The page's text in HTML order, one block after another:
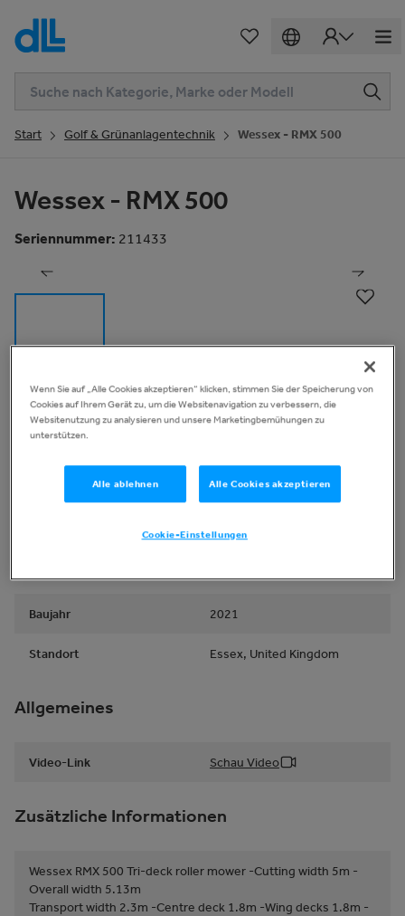
Start Golf & Grünanlagentechnik Wessex - RMX 500
Wessex - RMX 500
Seriennummer: 211433
Beschreibung Schau Video
RMX 500
Baujahr 2021
Standort Essex, United Kingdom
Allgemeines
Video-Link Schau Video
Zusätzliche Informationen
Wessex RMX 500 Tri-deck roller mower -Cutting width 5m -
Overall width 5.13m
Transport width 2.3m -Centre deck 1.8m -Wing decks 1.8m -
Wenn Sie auf „Alle Cookies akzeptieren“ klicken, stimmen Sie der Speicherung von
Cookies auf Ihrem Gerät zu, um die Websitenavigation zu verbessern, die
Websitenutzung zu analysieren und unsere Marketingbemühungen zu
unterstützen.
Alle ablehnen Alle Cookies akzeptieren
Cookie-Einstellungen